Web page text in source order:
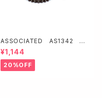
ASSOCIATED AS1342 FT
アルミ製ピニオンギア【24T/48
P】
¥1,144
20%OFF